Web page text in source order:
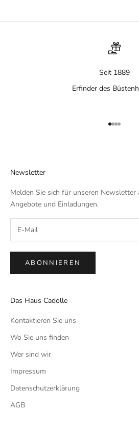
Seit 1889
Erfinder des
Gehe zu
Gehe zu
Gehe
Gehe
Newsletter
Melden Sie sich für unseren Newsletter
Angebote und Einladungen.
ABONNIEREN
Das Haus Cadolle
Kontaktieren Sie uns
Wo Sie uns finden
Wer sind wir
Impressum
Datenschutzerklärung
AGB